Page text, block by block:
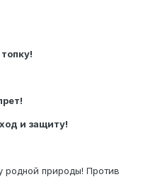
и защиту!
природы! Против